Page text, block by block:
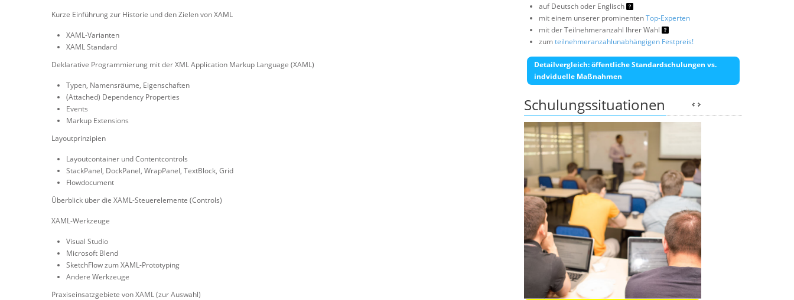
Kurze Einführung zur Historie und den Zielen von XAML
XAML-Varianten
XAML Standard
Deklarative Programmierung mit der XML Application Markup Language (XAML)
Typen, Namensräume, Eigenschaften
(Attached) Dependency Properties
Events
Markup Extensions
Layoutprinzipien
Layoutcontainer und Contentcontrols
StackPanel, DockPanel, WrapPanel, TextBlock, Grid
Flowdocument
Überblick über die XAML-Steuerelemente (Controls)
XAML-Werkzeuge
Visual Studio
Microsoft Blend
SketchFlow zum XAML-Prototyping
Andere Werkzeuge
Praxiseinsatzgebiete von XAML (zur Auswahl)
auf Deutsch oder Englisch
mit einem unserer prominentenTop-Experten
mit der Teilnehmeranzahl Ihrer Wahl
zumteilnehmeranzahlunabhängigen Festpreis!
Detailvergleich: öffentliche Standardschulungen vs.
indviduelle Maßnahmen
Schulungssituationen